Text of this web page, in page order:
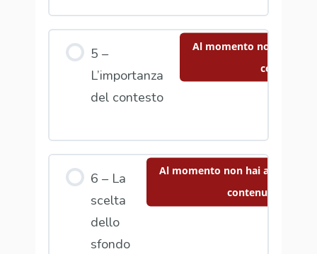
5 –
L’importanza
del contesto
Al momento non hai
contenuto
6 – La
scelta
dello
sfondo
Al momento non hai accesso a
contenuto